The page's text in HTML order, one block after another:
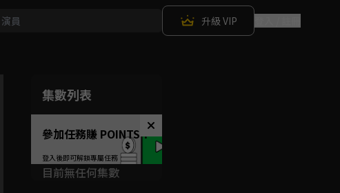
升級 VIP
集數列表
參加任務賺 POINTS！
目前無任何集數